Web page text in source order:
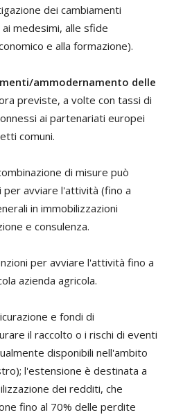
dei cambiamenti
medesimi, alle sfide
e alla formazione).
ammodernamento delle
previste, a volte con tassi di
ai partenariati europei
comuni.
di misure può
avviare l'attività (fino a
in immobilizzazioni
e consulenza.
per avviare l'attività fino a
azienda agricola.
e fondi di
il raccolto o i rischi di eventi
disponibili nell'ambito
l'estensione è destinata a
dei redditi, che
fino al 70% delle perdite